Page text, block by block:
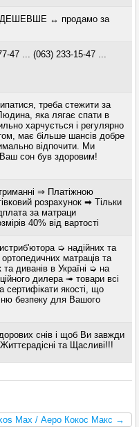
ДЕШЕВШЕ ↔ продамо за
47 ... (063) 233-15-47 ...
треба стежити за
яка лягає спати в
харчується і регулярно
має більше шансів добре
відпочити. Ми
сон був здоровим!
⇒ Платіжною
розрахунок ➡ Тільки
за матраци
40% від вартості
➭ надійних та
матраців та
та диванів в Україні ➭ на
дилера ➟ товари всі
сертифікати якості, що
безпеку для Вашого
снів і щоб Ви завжди
та Щасливі!!!
Max / Аеро Кокос Макс →